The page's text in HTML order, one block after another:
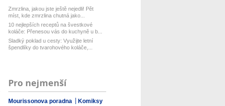
Zmrzlina, jakou jste ještě nejedli! Pět
míst, kde zmrzlina chutná jako...
10 nejlepších receptů na švestkové
koláče: Přenesou vás do kuchyně u b...
Sladký poklad u cesty: Využijte letní
špendlíky do tvarohového koláče,...
Pro nejmenší
Mourissonova poradna
Komiksy